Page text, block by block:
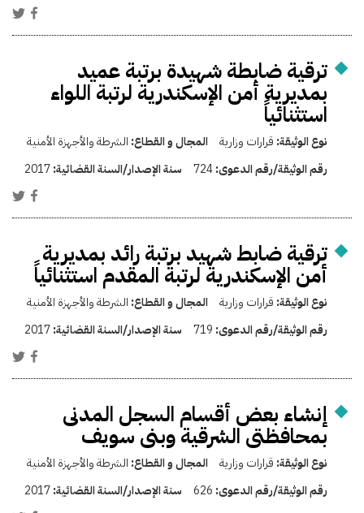
ترقية ضابطة شهيدة برتبة عميد
بمديرية أمن الإسكندرية لرتبة اللواء
استثنائياً
نوع الوثيقة: قرارات وزارية المجال و القطاع: الشرطة والأجهزة الأمنية
رقم الوثيقة/رقم الدعوى:724 سنة الإصدار/السنة القضائية:2017
ترقية ضابط شهيد برتبة رائد بمديرية
أمن الإسكندرية لرتبة المقدم استثنائياً
نوع الوثيقة: قرارات وزارية المجال و القطاع: الشرطة والأجهزة الأمنية
رقم الوثيقة/رقم الدعوى: 719 سنة الإصدار/السنة القضائية:2017
إنشاء بعض أقسام السجل المدنى
بمحافظتى الشرقية وبنى سويف
نوع الوثيقة: قرارات وزارية المجال و القطاع: الشرطة والأجهزة الأمنية
رقم الوثيقة/رقم الدعوى: 626 سنة الإصدار/السنة القضائية:2017